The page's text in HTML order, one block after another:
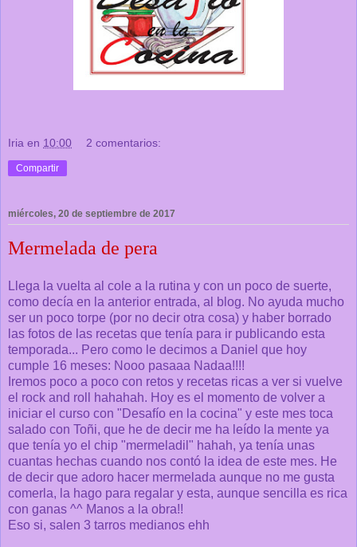
Iria en 10:00 2 comentarios:
Compartir
miércoles, 20 de septiembre de 2017
Mermelada de pera
Llega la vuelta al cole a la rutina y con un poco de suerte,
como decía en la anterior entrada, al blog. No ayuda mucho
ser un poco torpe (por no decir otra cosa) y haber borrado
las fotos de las recetas que tenía para ir publicando esta
temporada... Pero como le decimos a Daniel que hoy
cumple 16 meses: Nooo pasaaa Nadaa!!!!
Iremos poco a poco con retos y recetas ricas a ver si vuelve
el rock and roll hahahah. Hoy es el momento de volver a
iniciar el curso con "Desafío en la cocina" y este mes toca
salado con Toñi, que he de decir me ha leído la mente ya
que tenía yo el chip "mermeladil" hahah, ya tenía unas
cuantas hechas cuando nos contó la idea de este mes. He
de decir que adoro hacer mermelada aunque no me gusta
comerla, la hago para regalar y esta, aunque sencilla es rica
con ganas ^^ Manos a la obra!!
Eso si, salen 3 tarros medianos ehh